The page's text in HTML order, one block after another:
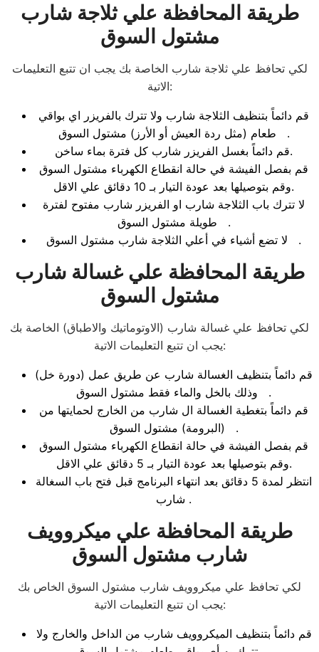
طريقة المحافظة علي ثلاجة شارب
مشتول السوق
لكي تحافظ علي ثلاجة شارب الخاصة بك يجب ان تتبع التعليمات
الاتية:
قم دائماً بتنظيف الثلاجة شارب ولا تترك بالفريزر اي بواقي
طعام (مثل ردة العيش أو الأرز) مشتول السوق .
قم دائماً بغسل الفريزر شارب كل فترة بماء ساخن.
قم بفصل الفيشة في حالة انقطاع الكهرباء مشتول السوق
وقم بتوصيلها بعد عودة التيار بـ 10 دقائق علي الاقل.
لا تترك باب الثلاجة شارب او الفريزر شارب مفتوح لفترة
طويلة مشتول السوق .
لا تضع أشياء في أعلي الثلاجة شارب مشتول السوق .
طريقة المحافظة علي غسالة شارب
مشتول السوق
لكي تحافظ علي غسالة شارب (الاوتوماتيك والاطباق) الخاصة بك
يجب ان تتبع التعليمات الاتية:
قم دائماً بتنظيف الغسالة شارب عن طريق عمل (دورة خل)
وذلك بالخل والماء فقط مشتول السوق .
قم دائماً بتغطية الغسالة ال شارب من الخارج لحمايتها من
(البرومة) مشتول السوق .
قم بفصل الفيشة في حالة انقطاع الكهرباء مشتول السوق
وقم بتوصيلها بعد عودة التيار بـ 5 دقائق علي الاقل.
انتظر لمدة 5 دقائق بعد انتهاء البرنامج قبل فتح باب السغالة
شارب .
طريقة المحافظة علي ميكروويف
شارب مشتول السوق
لكي تحافظ علي ميكروويف شارب مشتول السوق الخاص بك
يجب ان تتبع التعليمات الاتية:
قم دائماً بتنظيف الميكروويف شارب من الداخل والخارج ولا